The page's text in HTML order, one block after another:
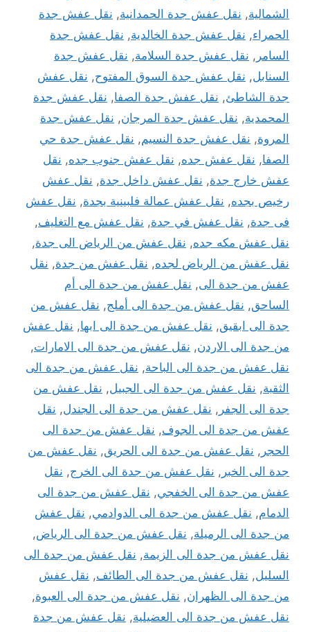
الشمالية, نقل عفش جدة الحمدانية, نقل عفش جدة
الحمراء, نقل عفش جدة الخالدية, نقل عفش جدة
السامر , نقل عفش جدة السلامة, نقل عفش جدة
السنابل, نقل عفش جدة السوق المفتوح, نقل عفش
جدة الشاطئ, نقل عفش جدة الصفا, نقل عفش جدة
المحمدية, نقل عفش جدة المرجان, نقل عفش جدة
المروة, نقل عفش جدة النسيم, نقل عفش جدة حي
الصفا, نقل عفش جده, نقل عفش جنوب جده, نقل
عفش خارج جدة, نقل عفش داخل جدة, نقل عفش
رخيص بجده, نقل عفش عمالة فلبينية بجدة, نقل عفش
فى جدة, نقل عفش في جدة, نقل عفش مع التغليف,
نقل عفش مكه جده, نقل عفش من الرياض الى جدة,
نقل عفش من الرياض لجده, نقل عفش من جدة, نقل
عفش من جدة الى, نقل عفش من جدة الى أم
الساحق, نقل عفش من جدة الى أملج, نقل عفش من
جدة الى ابقيق, نقل عفش من جدة الى ابها, نقل عفش
من جدة الى الاردن, نقل عفش من جدة الى الامارات,
نقل عفش من جدة الى الباحة, نقل عفش من جدة الى
الثقبة, نقل عفش من جدة الى الجبيل, نقل عفش من
جدة الى الجفر , نقل عفش من جدة الى الجندل, نقل
عفش من جدة الى الجوف, نقل عفش من جدة الى
الحجر , نقل عفش من جدة الى الحريق, نقل عفش من
جدة الى الخبر , نقل عفش من جدة الى الخرج, نقل
عفش من جدة الى الخفجي, نقل عفش من جدة الى
الدمام, نقل عفش من جدة الى الدوادمي, نقل عفش
من جدة الى الرميلة, نقل عفش من جدة الى الرياض,
نقل عفش من جدة الى الزيمة, نقل عفش من جدة الى
السليل, نقل عفش من جدة الى الطائف, نقل عفش
من جدة الى الظهران, نقل عفش من جدة الى العبوة,
نقل عفش من جدة الى العضيلية, نقل عفش من جدة